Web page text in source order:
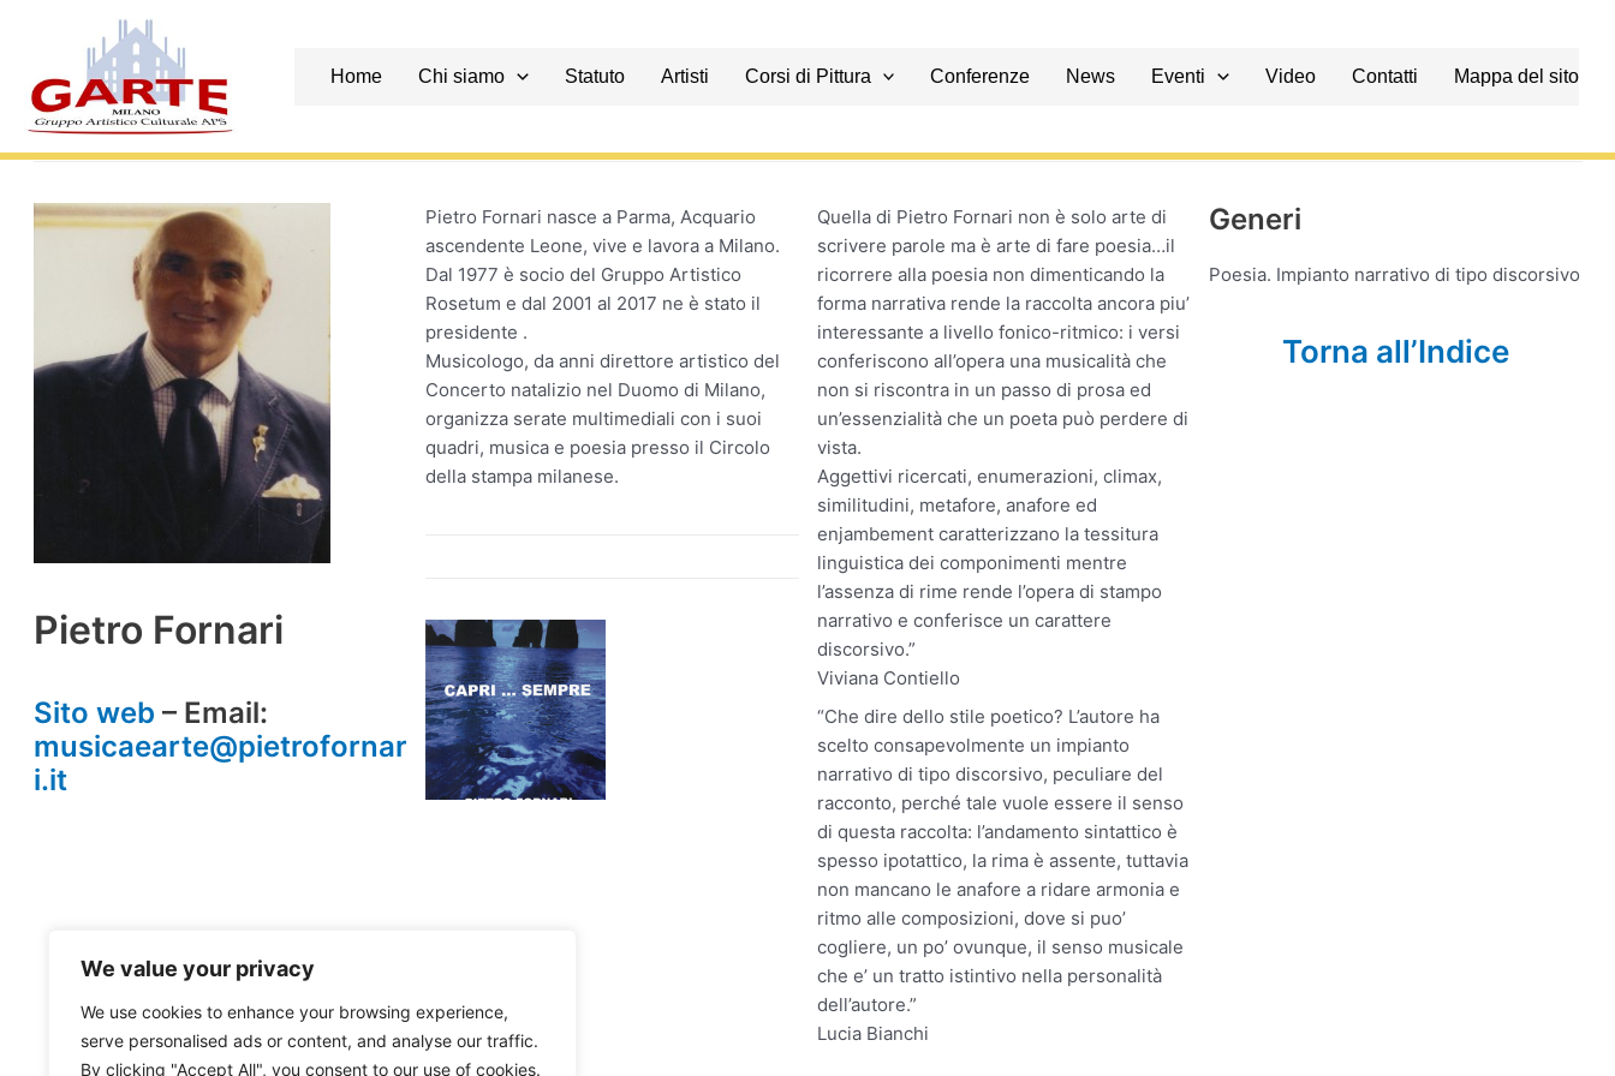
We value your privacy
We use cookies to enhance your browsing experience,
serve personalised ads or content, and analyse our traffic.
By clicking "Accept All", you consent to our use of cookies.
Home Chi siamo Statuto Artisti Corsi di Pittura Conferenze News Eventi Video Contatti Mappa del sito
Pietro Fornari
Sito web – Email:
musicaearte@pietrofornar
i.it
Pietro Fornari nasce a Parma, Acquario
ascendente Leone, vive e lavora a Milano.
Dal 1977 è socio del Gruppo Artistico
Rosetum e dal 2001 al 2017 ne è stato il
presidente .
Musicologo, da anni direttore artistico del
Concerto natalizio nel Duomo di Milano,
organizza serate multimediali con i suoi
quadri, musica e poesia presso il Circolo
della stampa milanese.
Quella di Pietro Fornari non è solo arte di
scrivere parole ma è arte di fare poesia…il
ricorrere alla poesia non dimenticando la
forma narrativa rende la raccolta ancora piu’
interessante a livello fonico-ritmico: i versi
conferiscono all’opera una musicalità che
non si riscontra in un passo di prosa ed
un’essenzialità che un poeta può perdere di
vista.
Aggettivi ricercati, enumerazioni, climax,
similitudini, metafore, anafore ed
enjambement caratterizzano la tessitura
linguistica dei componimenti mentre
l’assenza di rime rende l’opera di stampo
narrativo e conferisce un carattere
discorsivo.”
Viviana Contiello
“Che dire dello stile poetico? L’autore ha
scelto consapevolmente un impianto
narrativo di tipo discorsivo, peculiare del
racconto, perché tale vuole essere il senso
di questa raccolta: l’andamento sintattico è
spesso ipotattico, la rima è assente, tuttavia
non mancano le anafore a ridare armonia e
ritmo alle composizioni, dove si puo’
cogliere, un po’ ovunque, il senso musicale
che e’ un tratto istintivo nella personalità
dell’autore.”
Lucia Bianchi
Generi
Poesia. Impianto narrativo di tipo discorsivo
Torna all’Indice